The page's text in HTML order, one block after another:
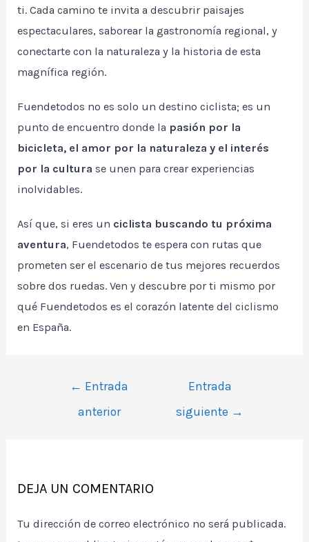
ti. Cada camino te invita a descubrir paisajes
espectaculares, saborear la gastronomía regional, y
conectarte con la naturaleza y la historia de esta
magnífica región.
Fuendetodos no es solo un destino ciclista; es un
punto de encuentro donde la pasión por la
bicicleta, el amor por la naturaleza y el interés
por la cultura se unen para crear experiencias
inolvidables.
Así que, si eres un ciclista buscando tu próxima
aventura, Fuendetodos te espera con rutas que
prometen ser el escenario de tus mejores recuerdos
sobre dos ruedas. Ven y descubre por ti mismo por
qué Fuendetodos es el corazón latente del ciclismo
en España.
Navegación
← Entrada
anterior
Entrada
siguiente →
DEJA UN COMENTARIO
Tu dirección de correo electrónico no será publicada.